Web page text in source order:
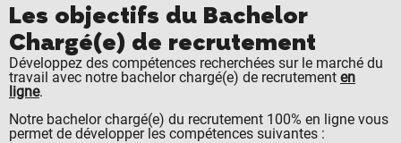
Les objectifs du Bachelor
Chargé(e) de recrutement
Développez des compétences recherchées sur le marché du
travail avec notre bachelor chargé(e) de recrutement en
ligne.
Notre bachelor chargé(e) du recrutement 100% en ligne vous
permet de développer les compétences suivantes :